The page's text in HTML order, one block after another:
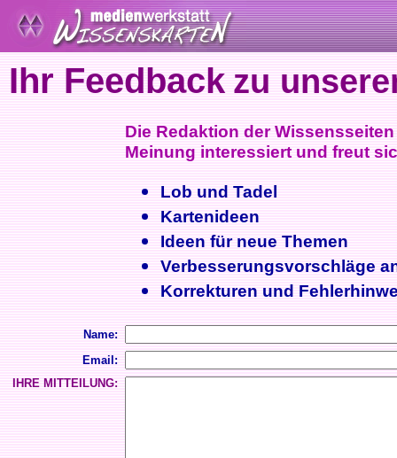
Ihr Feedback zu
Die Redaktion der
Meinung interessiert und freut
Lob und Tadel
Kartenideen
Ideen für neue Themen
Verbesserungsvorschläge
Korrekturen und
Name:
Email:
IHRE MITTEILUNG: